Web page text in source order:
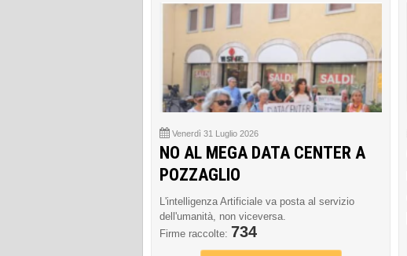
Venerdì 31 Luglio 2026
NO AL MEGA DATA CENTER A
POZZAGLIO
L'intelligenza Artificiale va posta al servizio
dell'umanità, non viceversa.
Firme raccolte: 734